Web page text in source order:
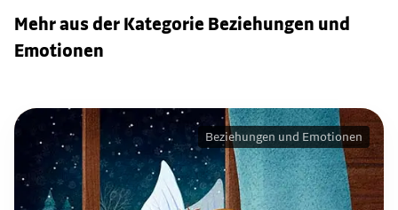
Mehr aus der Kategorie Beziehungen und
Emotionen
Beziehungen und Emotionen